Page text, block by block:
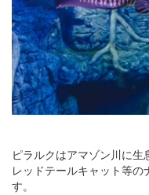
ピラルクはアマゾン川に
レッドテールキャット等
す。